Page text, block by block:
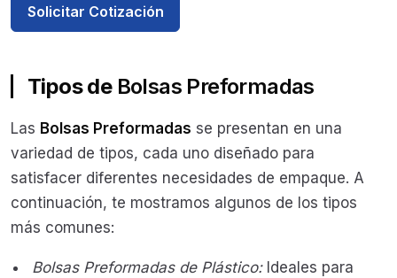
Solicitar Cotización
Tipos de Bolsas Preformadas
Las Bolsas Preformadas se presentan en una
variedad de tipos, cada uno diseñado para
satisfacer diferentes necesidades de empaque. A
continuación, te mostramos algunos de los tipos
más comunes:
Bolsas Preformadas de Plástico:Ideales para